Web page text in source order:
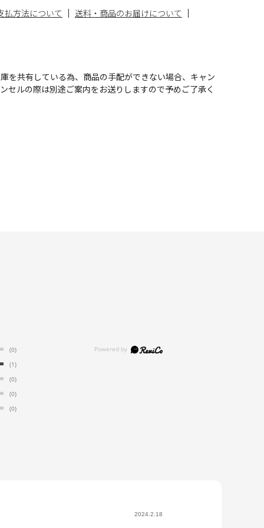
払方法について
送料・商品のお届けについて
を共有している為、商品の手配ができない場合、キャン
セルの際は別途ご案内をお送りしますので予めご了承く
(0)
(1)
(0)
(0)
(0)
2024.2.18